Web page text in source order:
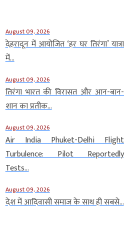
August 09, 2026
देहरादून में आयोजित ‘हर घर तिरंगा’ यात्रा
में...
August 09, 2026
तिरंगा भारत की विरासत और आन-बान-
शान का प्रतीक...
August 09, 2026
Air India Phuket-Delhi Flight
Turbulence: Pilot Reportedly
Tests...
August 09, 2026
देश में आदिवासी समाज के साथ ही सबसे...